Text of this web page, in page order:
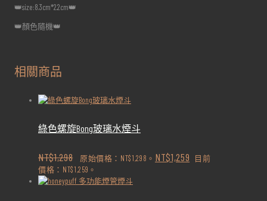
👑size:8.3cm*2.2cm👑
👑顏色隨機👑
相關商品
綠色螺旋Bong玻璃水煙斗
NT$1,298 原始價格：NT$1,298。 NT$1,259
目前
價格：NT$1,259。